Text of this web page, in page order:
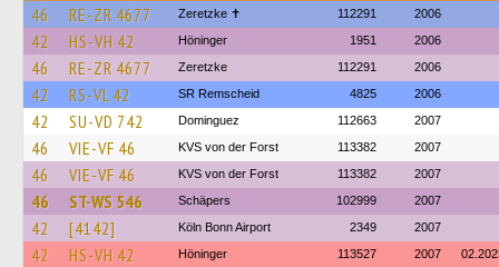
46 RE-ZR 4677 Zeretzke ✝ 112291 2006
42 HS-VH 42 Höninger 1951 2006
46 RE-ZR 4677 Zeretzke 112291 2006
42 RS-VL 42 SR Remscheid 4825 2006
42 SU-VD 742 Dominguez 112663 2007
46 VIE-VF 46 KVS von der Forst 113382 2007
46 VIE-VF 46 KVS von der Forst 113382 2007
46 ST-WS 546 Schäpers 102999 2007
42 [4142] Köln Bonn Airport 2349 2007
42 HS-VH 42 Höninger 113527 2007